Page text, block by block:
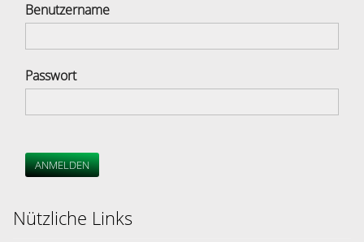
Benutzername
Passwort
ANMELDEN
Nützliche Links